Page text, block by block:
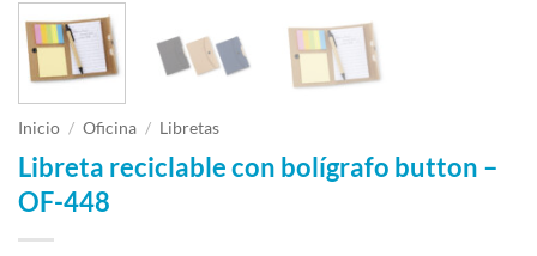
Inicio / Oficina / Libretas
Libreta reciclable con bolígrafo button –
OF-448